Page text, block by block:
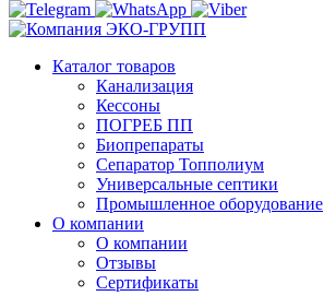
Каталог товаров
Канализация
Кессоны
ПОГРЕБ ПП
Биопрепараты
Сепаратор Топполиум
Универсальные септики
Промышленное оборудование
О компании
О компании
Отзывы
Сертификаты